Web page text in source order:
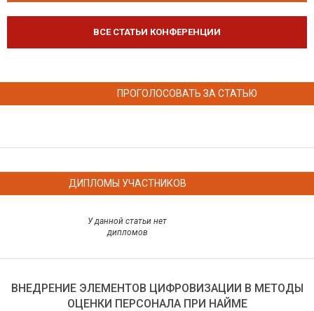
ВСЕ СТАТЬИ КОНФЕРЕНЦИИ
ПРОГОЛОСОВАТЬ ЗА СТАТЬЮ
ДИПЛОМЫ УЧАСТНИКОВ
У данной статьи нет
дипломов
ВНЕДРЕНИЕ ЭЛЕМЕНТОВ ЦИФРОВИЗАЦИИ В МЕТОДЫ
ОЦЕНКИ ПЕРСОНАЛА ПРИ НАЙМЕ